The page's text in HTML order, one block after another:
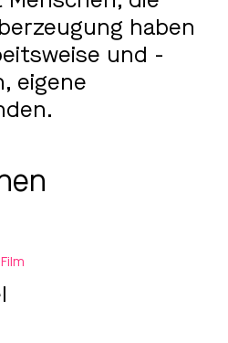
haben
und -
eigene